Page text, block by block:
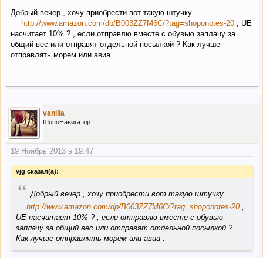
Добрый вечер , хочу приобрести вот такую штучку
http://www.amazon.com/dp/B003ZZ7M6C/?tag=shoponotes-20 , UE
насчитает 10% ? , если отправлю вместе с обувью заплачу за
общий вес или отправят отдельной посылкой ? Как лучше
отправлять морем или авиа .
vanilla
ШопоНавигатор
19 Ноябрь 2013 в 19:47
vjg сказал(а): ↑
“ Добрый вечер , хочу приобрести вот такую штучку
http://www.amazon.com/dp/B003ZZ7M6C/?tag=shoponotes-20,
UE насчитает 10% ? , если отправлю вместе с обувью
заплачу за общий вес или отправят отдельной посылкой ?
Как лучше отправлять морем или авиа .